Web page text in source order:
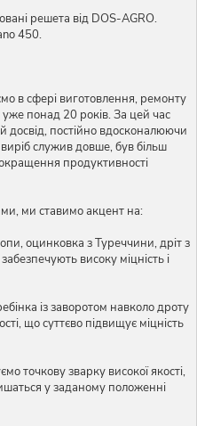
решета від DOS-AGRO.
450.
в сфері виготовлення, ремонту
уже понад 20 років. За цей час
досвід, постійно вдосконалюючи
служив довше, був більш
продуктивності
ми ставимо акцент на:
оцинковка з Туреччини, дріт з
високу міцність і
із заворотом навколо дроту
що суттєво підвищує міцність
точкову зварку високої якості,
у заданому положенні